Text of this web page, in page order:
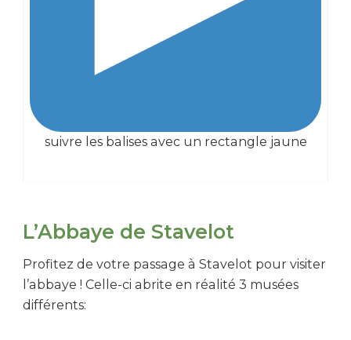
suivre les balises avec un rectangle jaune
L’Abbaye de Stavelot
Profitez de votre passage à Stavelot pour visiter
l’abbaye ! Celle-ci abrite en réalité 3 musées
différents: